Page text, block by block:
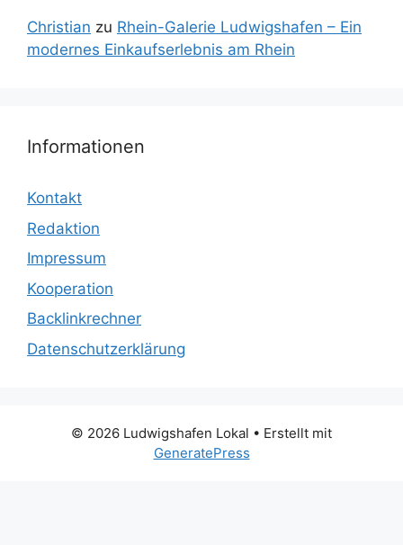
Christian zu Rhein-Galerie Ludwigshafen – Ein
modernes Einkaufserlebnis am Rhein
Informationen
Kontakt
Redaktion
Impressum
Kooperation
Backlinkrechner
Datenschutzerklärung
© 2026 Ludwigshafen Lokal • Erstellt mit
GeneratePress